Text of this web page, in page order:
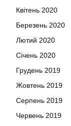
Квітень 2020
Березень 2020
Лютий 2020
Січень 2020
Грудень 2019
Жовтень 2019
Серпень 2019
Червень 2019